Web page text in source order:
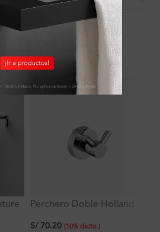
QUE PUEDEN
Save
Perchero Doble Holland
S/70.20 (10% dscto.)